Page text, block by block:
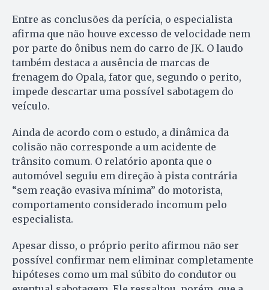
Entre as conclusões da perícia, o especialista
afirma que não houve excesso de velocidade nem
por parte do ônibus nem do carro de JK. O laudo
também destaca a ausência de marcas de
frenagem do Opala, fator que, segundo o perito,
impede descartar uma possível sabotagem do
veículo.
Ainda de acordo com o estudo, a dinâmica da
colisão não corresponde a um acidente de
trânsito comum. O relatório aponta que o
automóvel seguiu em direção à pista contrária
“sem reação evasiva mínima” do motorista,
comportamento considerado incomum pelo
especialista.
Apesar disso, o próprio perito afirmou não ser
possível confirmar nem eliminar completamente
hipóteses como um mal súbito do condutor ou